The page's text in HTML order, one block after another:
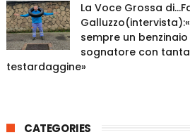
La Voce Grossa
sempre un
sognatore con
testardaggine»
CATEGORIES